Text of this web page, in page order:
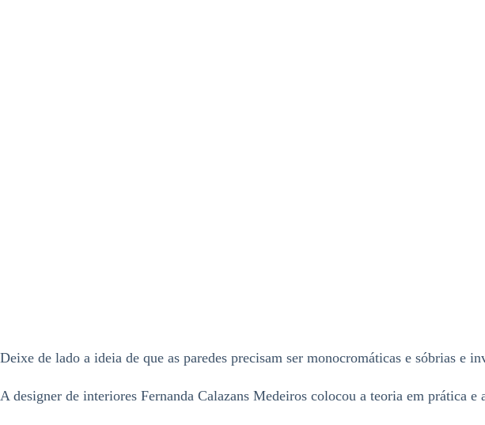
Deixe de lado a ideia de que as paredes precisam ser monocromáticas e sóbrias e
A designer de interiores Fernanda Calazans Medeiros colocou a teoria em prática